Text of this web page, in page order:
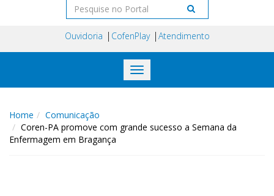
Ouvidoria CofenPlay Atendimento
Toggle
navigation
Home
Comunicação
Coren-PA promove com grande sucesso a Semana da
Enfermagem em Bragança